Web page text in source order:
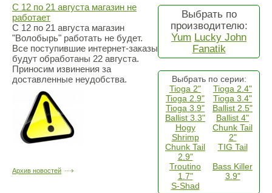
С 12 по 21 августа магазин не
работает
С 12 по 21 августа магазин
"Волобырь" работать не будет.
Все поступившие интернет-заказы
будут обработаны 22 августа.
Приносим извинения за
доставленные неудобства.
Архив новостей
Выбрать по
производителю:
Yum Lucky John
Fanatik
Выбрать по серии:
Tioga 2"
Tioga 2.4"
Tioga 2.9"
Tioga 3.4"
Tioga 3.9"
Ballist 2.5"
Ballist 3.3"
Ballist 4"
Hogy
Shrimp
Chunk Tail
2"
Chunk Tail
2.9"
TIG Tail
Troutino
1.7"
Bass Killer
3.9"
S-Shad